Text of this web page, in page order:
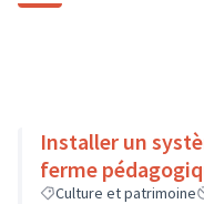
Installer un
ferme
Culture et patrimoine